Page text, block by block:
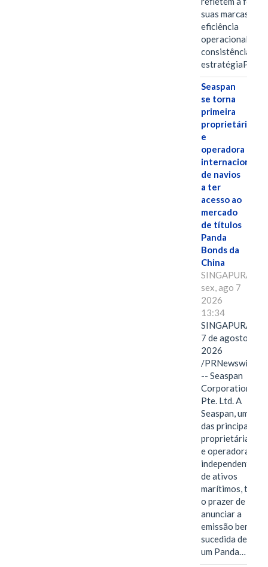
suas marcas, a
eficiência
operacional e a
consistência de
Seaspan
se torna
primeira
proprietária
e
operadora
internacional
de navios
a ter
acesso ao
mercado
de títulos
Panda
Bonds da
China
SINGAPURA,
sex, ago 7
2026
13:34
SINGAPURA,
7 de agosto de
2026
/PRNewswire/
-- Seaspan
Corporation
Pte. Ltd. A
Seaspan, uma
das principais
proprietárias
e operadoras
independentes
de ativos
marítimos, tem
o prazer de
anunciar a
emissão bem-
sucedida de
um Panda…